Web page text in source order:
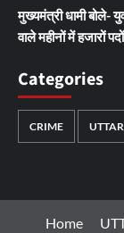
मुख्यमंत्री धामी बोले-
वाले महीनों में हजारों
Categories
CRIME
Home